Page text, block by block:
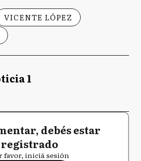
VICENTE LÓPEZ
1
debés estar
registrado
favor, iniciá sesión